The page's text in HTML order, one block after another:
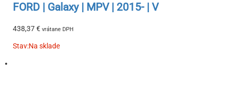
FORD | Galaxy | MPV | 2015- | V
438,37€ vrátane DPH
Stav:Na sklade